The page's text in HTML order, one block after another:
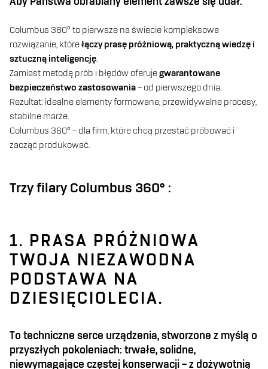
Columbus 360° to pierwsze na świecie kompleksowe
rozwiązanie, którełączy prasę próżniową, praktyczną wiedzę i
sztuczną inteligencję.
Zamiast metodą prób i błędów oferujegwarantowane
bezpieczeństwo zastosowania– od pierwszego dnia.
Rezultat: idealne elementy formowane, przewidywalne procesy,
stabilne marże.
Columbus 360° – dla firm, które chcą przestać próbować i
zacząć produkować.
Trzy filary Columbus 360° :
1. PRASA PRÓŻNIOWA
TWOJA NIEZAWODNA
PODSTAWA NA
DZIESIĘCIOLECIA.
To techniczne serce urządzenia, stworzone z myślą o
przyszłych pokoleniach: trwałe, solidne,
niewymagające częstej konserwacji – z dożywotnią